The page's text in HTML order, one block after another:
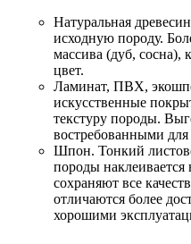
Натуральная
исходную породу.
массива (дуб,
цвет.
Ламинат, ПВХ,
искусственные
текстуру породы.
востребованными
Шпон. Тонкий
породы
сохраняют все
отличаются более
хорошими